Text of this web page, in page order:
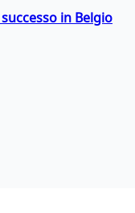
in Belgio